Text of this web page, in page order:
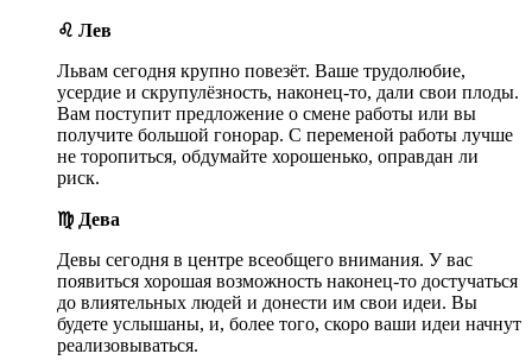
♌ Лев
Львам сегодня крупно повезёт. Ваше трудолюбие,
усердие и скрупулёзность, наконец-то, дали свои плоды.
Вам поступит предложение о смене работы или вы
получите большой гонорар. С переменой работы лучше
не торопиться, обдумайте хорошенько, оправдан ли
риск.
♍ Дева
Девы сегодня в центре всеобщего внимания. У вас
появиться хорошая возможность наконец-то достучаться
до влиятельных людей и донести им свои идеи. Вы
будете услышаны, и, более того, скоро ваши идеи начнут
реализовываться.